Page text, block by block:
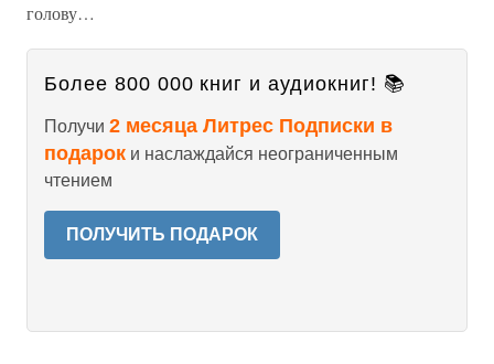
голову…
Более 800 000 книг и аудиокниг! 📚
Получи 2 месяца Литрес Подписки в
подарок и наслаждайся неограниченным
чтением
ПОЛУЧИТЬ ПОДАРОК